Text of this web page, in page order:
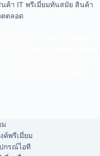
นค้า IT พรีเมี่ยมทันสมัย สินค้า
ตตลอด
ม
ค์พรีเมี่ยม
กรณ์ไอที